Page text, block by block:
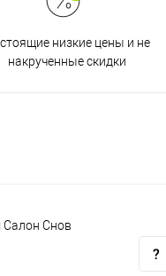
низкие цены и не
накрученные скидки
Салон Снов